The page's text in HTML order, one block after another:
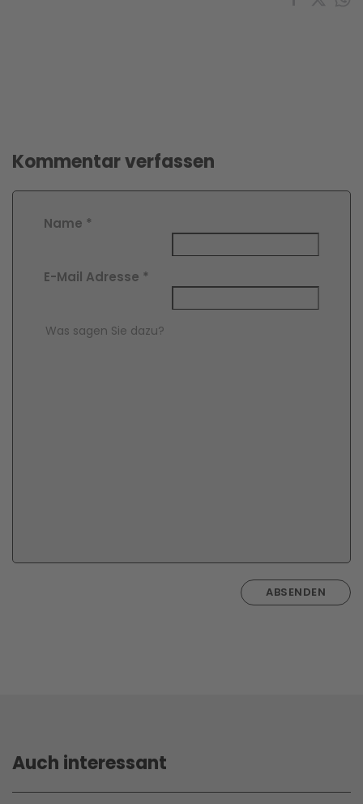
Kommentar verfassen
Name *
E-Mail Adresse *
Comment Text*
ABSENDEN
Auch interessant